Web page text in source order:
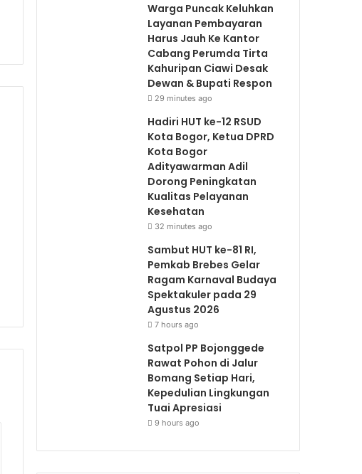
Warga Puncak Keluhkan
Layanan Pembayaran
Harus Jauh Ke Kantor
Cabang Perumda Tirta
Kahuripan Ciawi Desak
Dewan & Bupati Respon
29 minutes ago
Hadiri HUT ke-12 RSUD
Kota Bogor, Ketua DPRD
Kota Bogor
Adityawarman Adil
Dorong Peningkatan
Kualitas Pelayanan
Kesehatan
32 minutes ago
Sambut HUT ke-81 RI,
Pemkab Brebes Gelar
Ragam Karnaval Budaya
Spektakuler pada 29
Agustus 2026
7 hours ago
Satpol PP Bojonggede
Rawat Pohon di Jalur
Bomang Setiap Hari,
Kepedulian Lingkungan
Tuai Apresiasi
9 hours ago